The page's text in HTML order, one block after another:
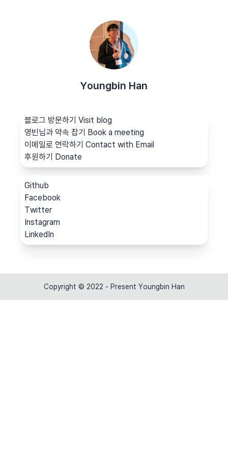
Youngbin Han
블로그 방문하기 Visit blog
영빈님과 약속 잡기 Book a meeting
이메일로 연락하기 Contact with Email
후원하기 Donate
Github
Facebook
Twitter
Instagram
LinkedIn
Copyright © 2022 - Present Youngbin Han